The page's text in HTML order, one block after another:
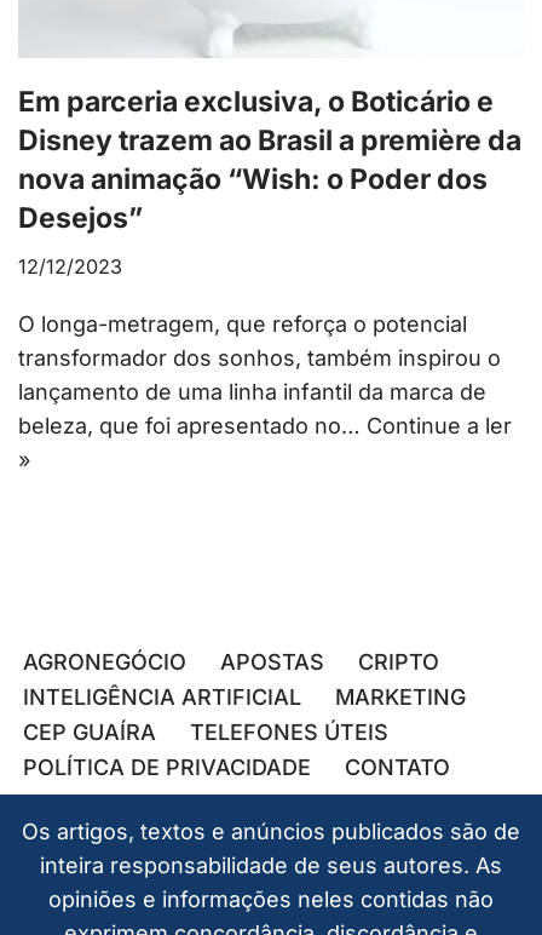
Em parceria exclusiva, o Boticário e
Disney trazem ao Brasil a première da
nova animação “Wish: o Poder dos
Desejos”
12/12/2023
O longa-metragem, que reforça o potencial
transformador dos sonhos, também inspirou o
lançamento de uma linha infantil da marca de
beleza, que foi apresentado no… Continue a ler
»
AGRONEGÓCIO APOSTAS
CRIPTO
INTELIGÊNCIA ARTIFICIAL
MARKETING
CEP GUAÍRA
TELEFONES ÚTEIS
POLÍTICA DE PRIVACIDADE
CONTATO
Os artigos, textos e anúncios publicados são de
inteira responsabilidade de seus autores. As
opiniões e informações neles contidas não